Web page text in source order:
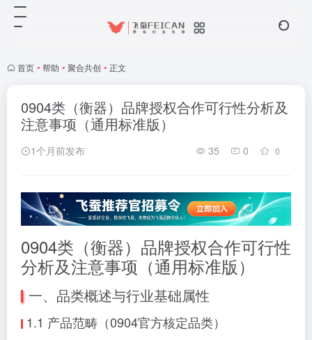
首页 • 帮助 • 聚合共创 • 正文
0904类（衡器）品牌授权合作可行性分析及
注意事项（通用标准版）
1个月前发布 35 0 0
0904类（衡器）品牌授权合作可行性
分析及注意事项（通用标准版）
一、品类概述与行业基础属性
1.1 产品范畴（0904官方核定品类）